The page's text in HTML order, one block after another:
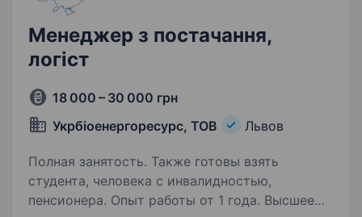
Менеджер з постачання,
логіст
18 000 – 30 000 грн
Укрбіоенергоресурс, ТОВ
Львов
Полная занятость. Также готовы взять
студента, человека с инвалидностью,
пенсионера. Опыт работы от 1 года. Высшее